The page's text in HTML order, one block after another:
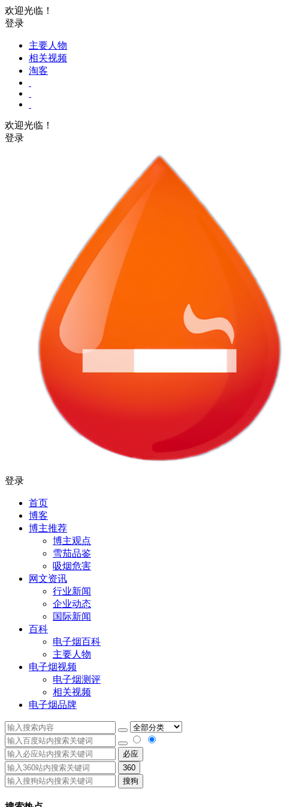
欢迎光临！
登录
主要人物
相关视频
淘客
欢迎光临！
登录
登录
首页
博客
博主推荐
博主观点
雪茄品鉴
吸烟危害
网文资讯
行业新闻
企业动态
国际新闻
百科
电子烟百科
主要人物
电子烟视频
电子烟测评
相关视频
电子烟品牌
必应
360
搜狗